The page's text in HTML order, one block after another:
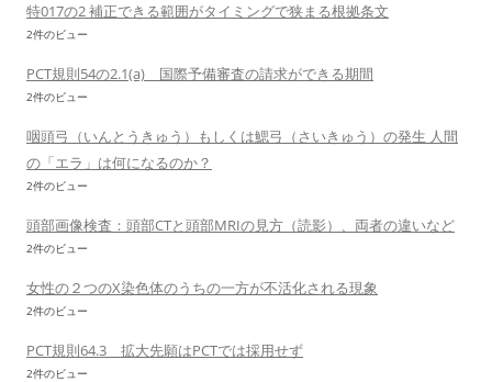
特017の2 補正できる範囲がタイミングで狭まる根拠条文
2件のビュー
PCT規則54の2.1(a) 国際予備審査の請求ができる期間
2件のビュー
咽頭弓（いんとうきゅう）もしくは鰓弓（さいきゅう）の発生 人間
の「エラ」は何になるのか？
2件のビュー
頭部画像検査：頭部CTと頭部MRIの見方（読影）、両者の違いなど
2件のビュー
女性の２つのX染色体のうちの一方が不活化される現象
2件のビュー
PCT規則64.3 拡大先願はPCTでは採用せず
2件のビュー